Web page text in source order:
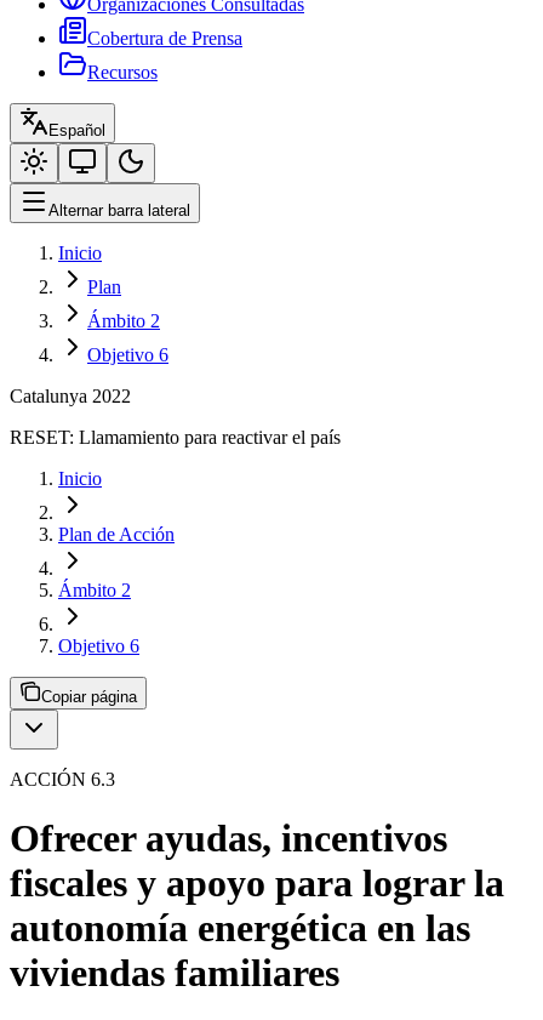
Organizaciones Consultadas
Cobertura de Prensa
Recursos
Español
Alternar barra lateral
Inicio
Plan
Ámbito 2
Objetivo 6
Catalunya 2022
RESET: Llamamiento para reactivar el país
Inicio
Plan de Acción
Ámbito 2
Objetivo 6
Copiar página
ACCIÓN 6.3
Ofrecer ayudas, incentivos
fiscales y apoyo para lograr la
autonomía energética en las
viviendas familiares